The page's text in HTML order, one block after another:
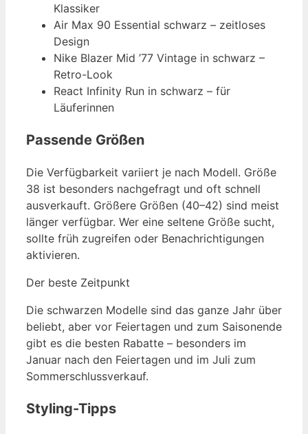
Klassiker
Air Max 90 Essential schwarz – zeitloses
Design
Nike Blazer Mid ’77 Vintage in schwarz –
Retro-Look
React Infinity Run in schwarz – für
Läuferinnen
Passende Größen
Die Verfügbarkeit variiert je nach Modell. Größe
38 ist besonders nachgefragt und oft schnell
ausverkauft. Größere Größen (40–42) sind meist
länger verfügbar. Wer eine seltene Größe sucht,
sollte früh zugreifen oder Benachrichtigungen
aktivieren.
Der beste Zeitpunkt
Die schwarzen Modelle sind das ganze Jahr über
beliebt, aber vor Feiertagen und zum Saisonende
gibt es die besten Rabatte – besonders im
Januar nach den Feiertagen und im Juli zum
Sommerschlussverkauf.
Styling-Tipps